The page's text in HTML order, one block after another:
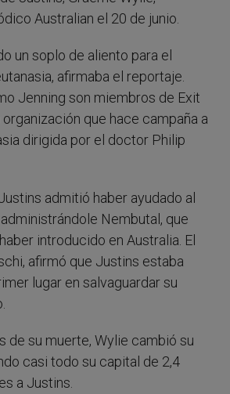
Australian el 20 de junio.
un soplo de aliento para el
afirmaba el reportaje.
Jenning son miembros de Exit
organización que hace campaña a
dirigida por el doctor Philip
admitió haber ayudado al
Nembutal, que
introducido en Australia. El
afirmó que Justins estaba
lugar en salvaguardar su
de su muerte, Wylie cambió su
casi todo su capital de 2,4
a Justins.